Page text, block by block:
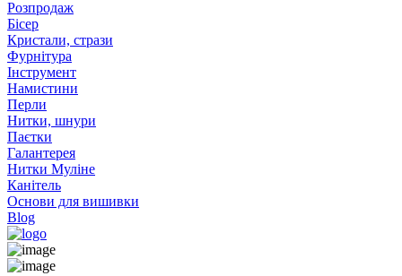
Розпродаж
Бісер
Кристали, стрази
Фурнітура
Інструмент
Намистини
Перли
Нитки, шнури
Паєтки
Галантерея
Нитки Муліне
Канітель
Основи для вишивки
Blog